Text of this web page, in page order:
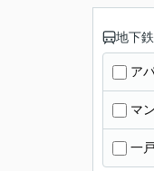
地下
ア
マ
一